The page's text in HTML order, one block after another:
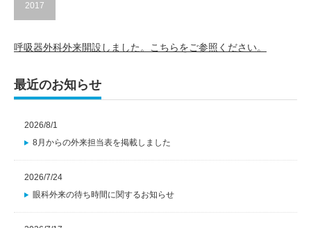
2017
呼吸器外科外来開設しました。こちらをご参照ください。
最近のお知らせ
2026/8/1
8月からの外来担当表を掲載しました
2026/7/24
眼科外来の待ち時間に関するお知らせ